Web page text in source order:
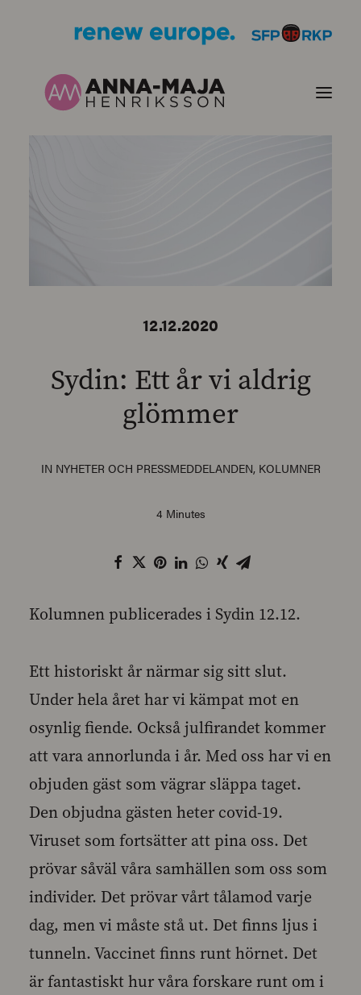
12.12.2020
Sydin: Ett år vi aldrig
glömmer
IN NYHETER OCH PRESSMEDDELANDEN, KOLUMNER
4 Minutes
Kolumnen publicerades i Sydin 12.12.
Ett historiskt år närmar sig sitt slut.
Under hela året har vi kämpat mot en
osynlig fiende. Också julfirandet kommer
att vara annorlunda i år. Med oss har vi en
objuden gäst som vägrar släppa taget.
Den objudna gästen heter covid-19.
Viruset som fortsätter att pina oss. Det
prövar såväl våra samhällen som oss som
individer. Det prövar vårt tålamod varje
dag, men vi måste stå ut. Det finns ljus i
tunneln. Vaccinet finns runt hörnet. Det
är fantastiskt hur våra forskare runt om i